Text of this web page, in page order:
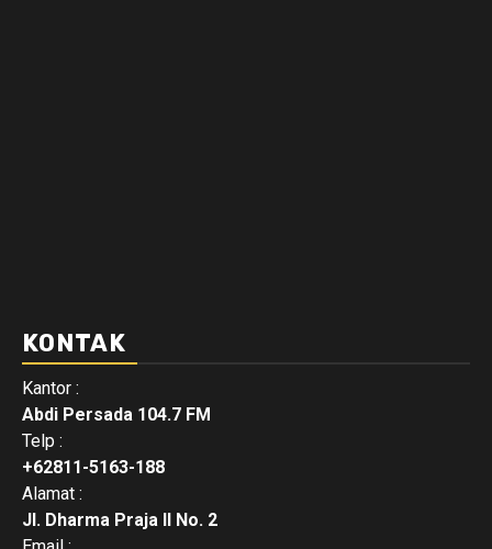
KONTAK
Kantor :
Abdi Persada 104.7 FM
Telp :
+62811-5163-188
Alamat :
Jl. Dharma Praja II No. 2